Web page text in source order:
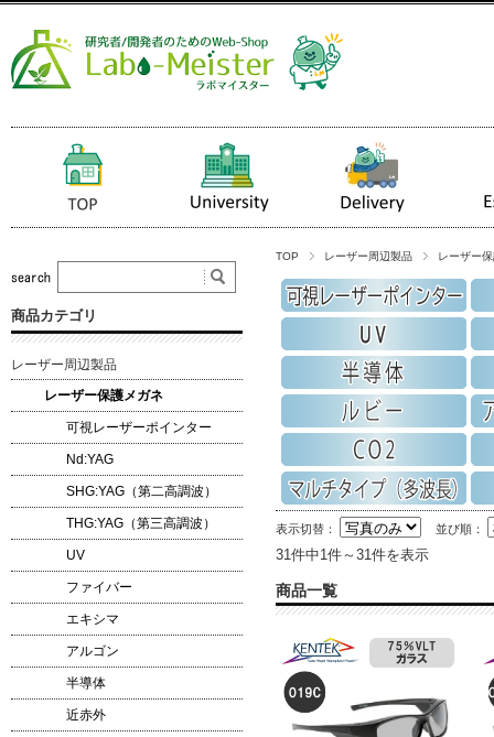
TOP レーザー周辺製品 レーザー
表示切替： 並び順：
31件中1件～31件を表示
商品一覧
商品カテゴリ
レーザー周辺製品
レーザー保護メガネ
可視レーザーポインター
Nd:YAG
SHG:YAG（第二高調波）
THG:YAG（第三高調波）
UV
ファイバー
エキシマ
アルゴン
半導体
近赤外